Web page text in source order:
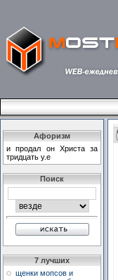
Афоризм
и продал он Христа за
тридцать у.е
Поиск
7 лучших
щенки мопсов и